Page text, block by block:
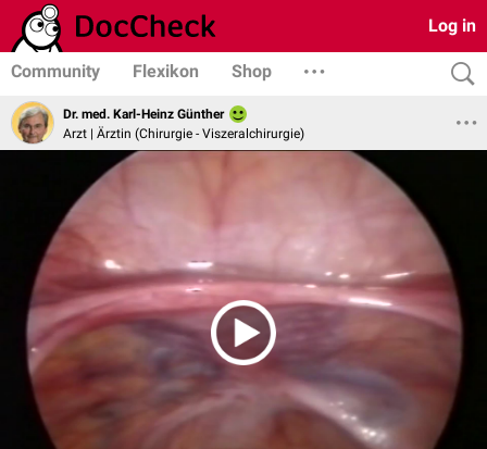
Log in
Community Flexikon Shop
Dr. med. Karl-Heinz Günther
Arzt | Ärztin (Chirurgie - Viszeralchirurgie)